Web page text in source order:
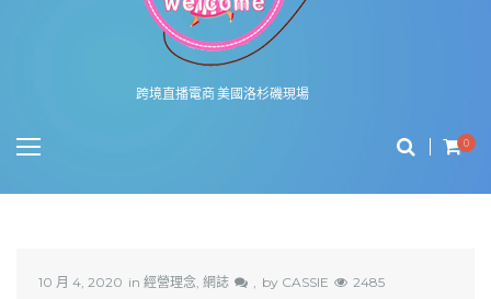
跨境直播電商 美國洛杉磯現場
0
10 月 4, 2020 in 經營理念, 網誌 by CASSIE 2485